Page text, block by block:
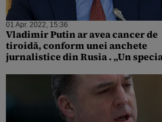
01 Apr. 2022, 15:36
Vladimir Putin ar avea cancer de
tiroidă, conform unei anchete
jurnalistice din Rusia . „Un